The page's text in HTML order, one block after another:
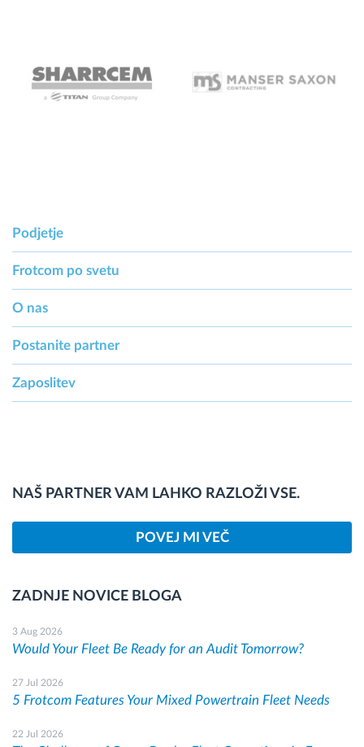
Podjetje
Frotcom po svetu
O nas
Postanite partner
Zaposlitev
NAŠ PARTNER VAM LAHKO RAZLOŽI VSE.
POVEJ MI VEČ
ZADNJE NOVICE BLOGA
3 Aug 2026
Would Your Fleet Be Ready for an Audit Tomorrow?
27 Jul 2026
5 Frotcom Features Your Mixed Powertrain Fleet Needs
22 Jul 2026